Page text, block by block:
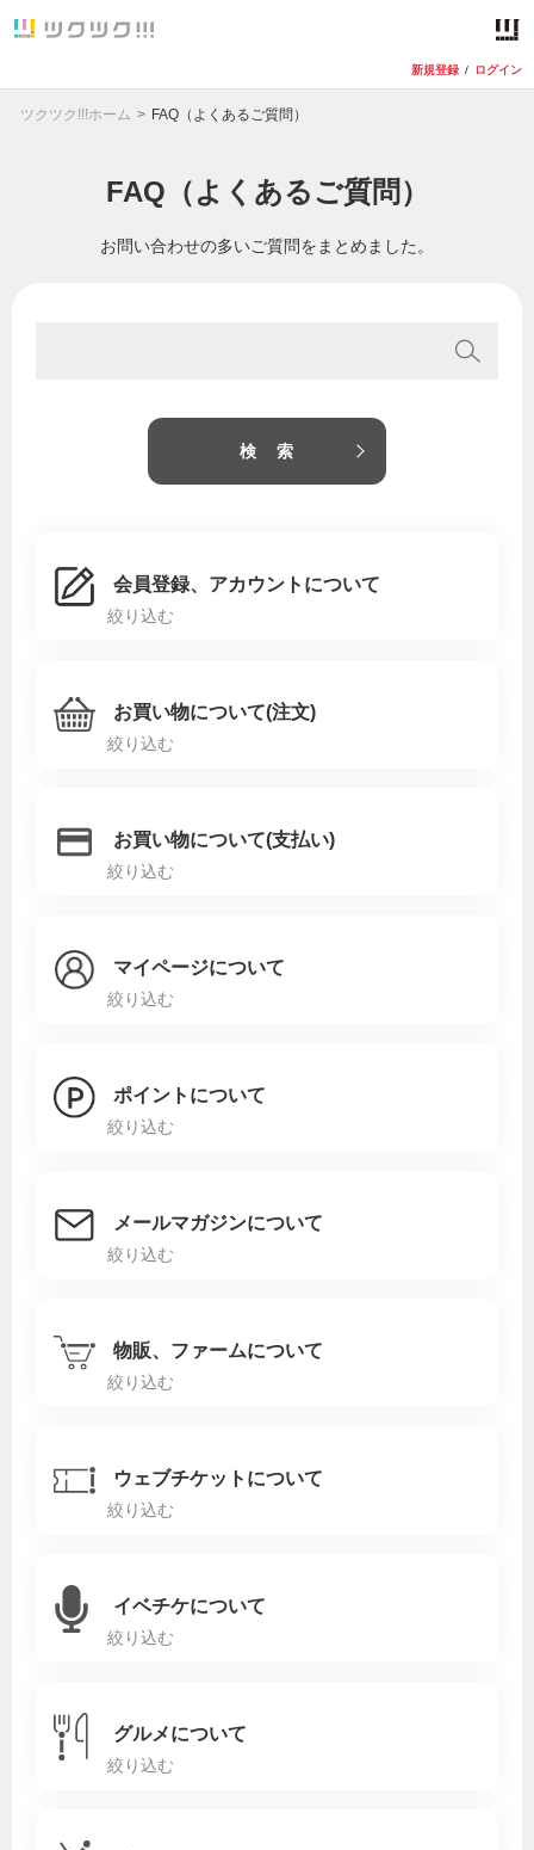
新規登録 / ログイン
ツクツク!!!ホーム FAQ（よくあるご質問）
FAQ（よくあるご質問）
お問い合わせの多いご質問をまとめました。
会員登録、アカウントについて
絞り込む
お買い物について(注文)
絞り込む
お買い物について(支払い)
絞り込む
マイページについて
絞り込む
ポイントについて
絞り込む
メールマガジンについて
絞り込む
物販、ファームについて
絞り込む
ウェブチケットについて
絞り込む
イベチケについて
絞り込む
グルメについて
絞り込む